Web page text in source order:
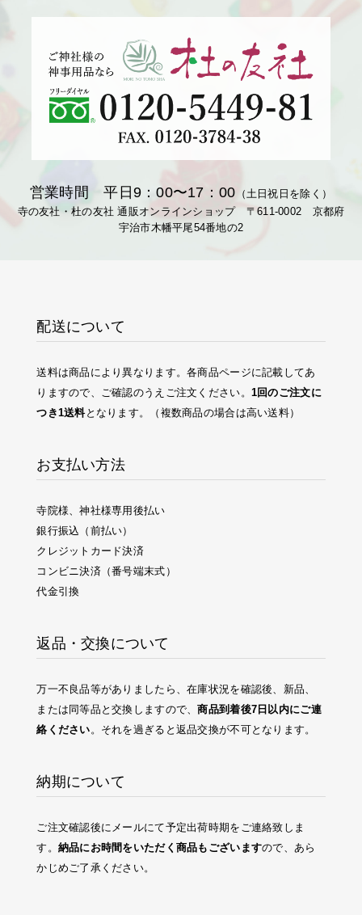
営業時間 平日9：00〜17：00 （土日祝日を除く）
寺の友社・杜の友社 通販オンラインショップ 〒611-0002 京都府
宇治市木幡平尾54番地の2
配送について
送料は商品により異なります。各商品ページに記載してあ
りますので、ご確認のうえご注文ください。 1回のご注文に
つき1送料となります。（複数商品の場合は高い送料）
お支払い方法
寺院様、神社様専用後払い
銀行振込（前払い）
クレジットカード決済
コンビニ決済（番号端末式）
代金引換
返品・交換について
万一不良品等がありましたら、在庫状況を確認後、新品、
または同等品と交換しますので、商品到着後7日以内にご連
絡ください 。それを過ぎると返品交換が不可となります。
納期について
ご注文確認後にメールにて予定出荷時期をご連絡致しま
す。 納品にお時間をいただく商品もございますので、あら
かじめご了承ください。